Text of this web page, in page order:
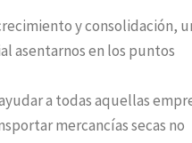
y consolidación,
asentarnos en los puntos
a todas aquellas
mercancías secas no